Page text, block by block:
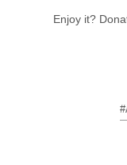
Enjoy it?